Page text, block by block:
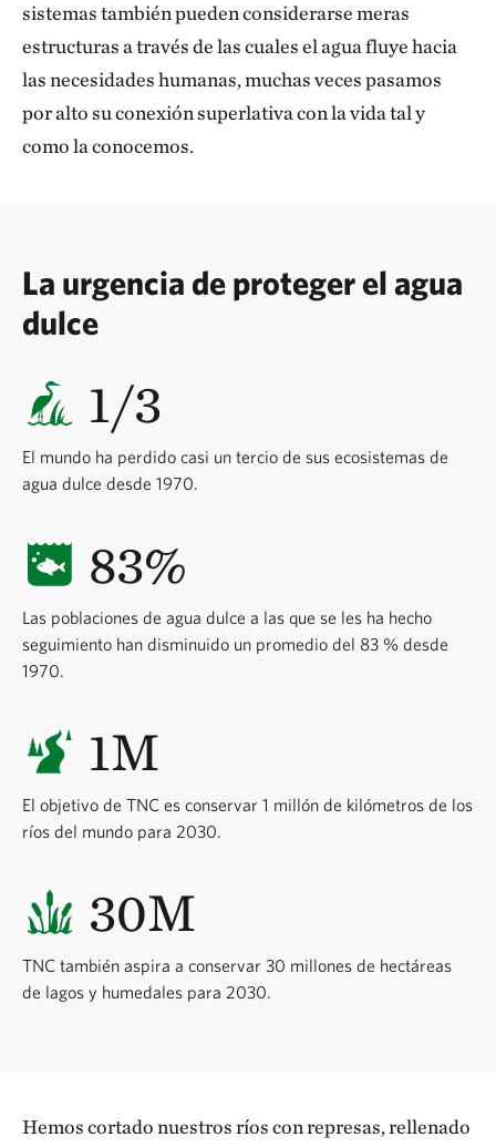
sistemas también pueden considerarse meras
estructuras a través de las cuales el agua fluye hacia
las necesidades humanas, muchas veces pasamos
por alto su conexión superlativa con la vida tal y
como la conocemos.
La urgencia de proteger el agua
dulce
1/3
El mundo ha perdido casi un tercio de sus ecosistemas de
agua dulce desde 1970.
83%
Las poblaciones de agua dulce a las que se les ha hecho
seguimiento han disminuido un promedio del 83 % desde
1970.
1M
El objetivo de TNC es conservar 1 millón de kilómetros de los
ríos del mundo para 2030.
30M
TNC también aspira a conservar 30 millones de hectáreas
de lagos y humedales para 2030.
Hemos cortado nuestros ríos con represas, rellenado